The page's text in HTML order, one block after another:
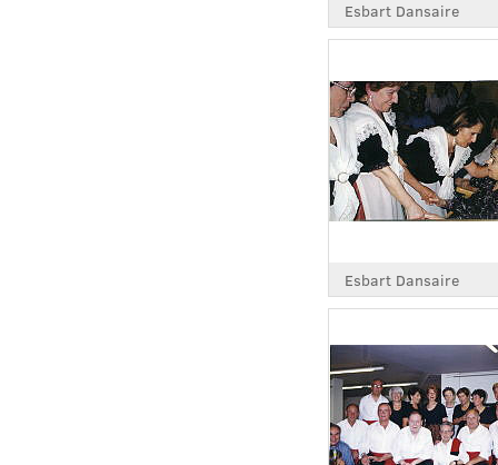
Esbart Dansaire
Esbart Dansaire